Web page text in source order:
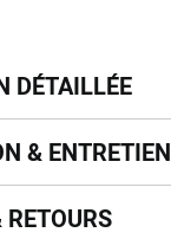
DÉTAILLÉE
& ENTRETIEN